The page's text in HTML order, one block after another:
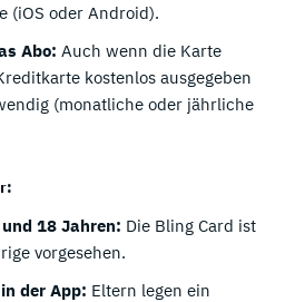
(iOS oder Android).
Abo: Auch wenn die Karte
kostenlos ausgegeben
(monatliche oder jährliche
18 Jahren: Die Bling Card ist
vorgesehen.
der App: Eltern legen ein